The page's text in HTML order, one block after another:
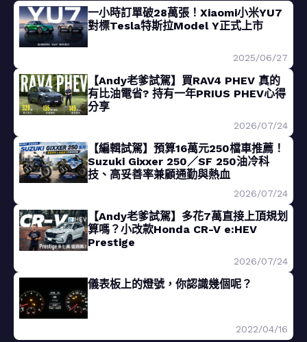
一小時訂單破28萬張！Xiaomi小米YU7
對標Tesla特斯拉Model Y正式上市
2025/06/27
【Andy老爹試駕】買RAV4 PHEV 真的
有比油電省? 持有一年PRIUS PHEV心得
分享
2026/07/24
【編輯試駕】預算16萬元250檔車推薦！
Suzuki Gixxer 250／SF 250油冷科
技、高妥善率兼顧通勤與熱血
2026/07/24
【Andy老爹試駕】多花7萬直接上頂規划
算嗎？小改款Honda CR-V e:HEV
Prestige
2026/07/24
儀表板上的燈號，你認識幾個呢？
2022/04/16